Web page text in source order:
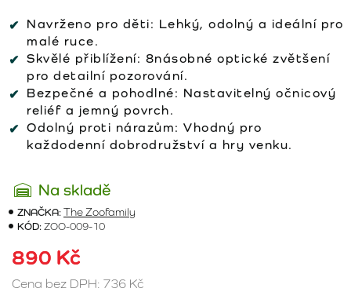
Navrženo pro děti: Lehký, odolný a ideální pro
malé ruce.
Skvělé přiblížení: 8násobné optické zvětšení
pro detailní pozorování.
Bezpečné a pohodlné: Nastavitelný očnicový
reliéf a jemný povrch.
Odolný proti nárazům: Vhodný pro
každodenní dobrodružství a hry venku.
Na skladě
ZNAČKA:The Zoofamily
KÓD:ZOO-009-10
890 Kč
Cena bez DPH: 736 Kč